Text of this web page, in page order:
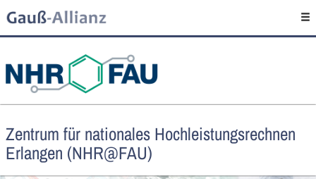
Zentrum für nationales Hochleistungsrechnen
Erlangen (NHR@FAU)